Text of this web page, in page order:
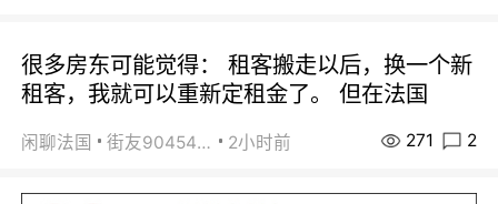
很多房东可能觉得： 租客搬走以后，换一个新
租客，我就可以重新定租金了。 但在法国
闲聊法国 街友90454511 2小时前 271 2